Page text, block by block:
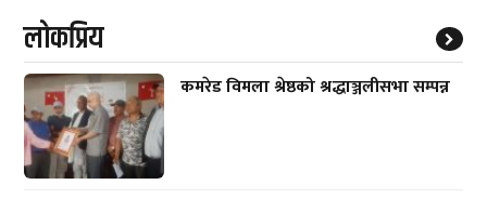
लाेकप्रिय
कमरेड विमला श्रेष्ठको श्रद्धाञ्जलीसभा सम्पन्न